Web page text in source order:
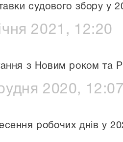
судового збору у
2021, 12:20
з Новим роком та
2020,
робочих днів у